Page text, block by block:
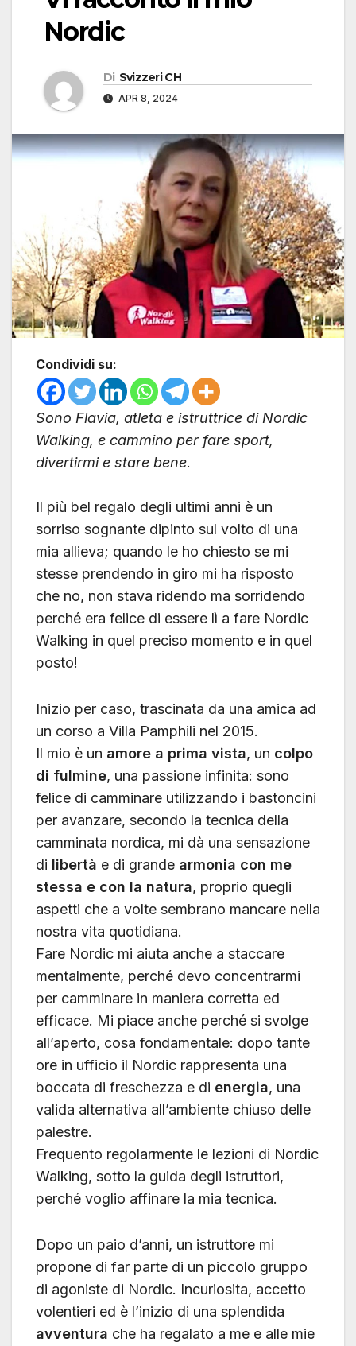
Nordic
Di Svizzeri CH
APR 8, 2024
Condividi su:
Sono Flavia, atleta e istruttrice di Nordic
Walking, e cammino per fare sport,
divertirmi e stare bene.
Il più bel regalo degli ultimi anni è un
sorriso sognante dipinto sul volto di una
mia allieva; quando le ho chiesto se mi
stesse prendendo in giro mi ha risposto
che no, non stava ridendo ma sorridendo
perché era felice di essere lì a fare Nordic
Walking in quel preciso momento e in quel
posto!
Inizio per caso, trascinata da una amica ad
un corso a Villa Pamphili nel 2015.
Il mio è un amore a prima vista, un colpo
di fulmine, una passione infinita: sono
felice di camminare utilizzando i bastoncini
per avanzare, secondo la tecnica della
camminata nordica, mi dà una sensazione
di libertà e di grande armonia con me
stessa e con la natura, proprio quegli
aspetti che a volte sembrano mancare nella
nostra vita quotidiana.
Fare Nordic mi aiuta anche a staccare
mentalmente, perché devo concentrarmi
per camminare in maniera corretta ed
efficace. Mi piace anche perché si svolge
all’aperto, cosa fondamentale: dopo tante
ore in ufficio il Nordic rappresenta una
boccata di freschezza e di energia, una
valida alternativa all’ambiente chiuso delle
palestre.
Frequento regolarmente le lezioni di Nordic
Walking, sotto la guida degli istruttori,
perché voglio affinare la mia tecnica.
Dopo un paio d’anni, un istruttore mi
propone di far parte di un piccolo gruppo
di agoniste di Nordic. Incuriosita, accetto
volentieri ed è l’inizio di una splendida
avventura che ha regalato a me e alle mie